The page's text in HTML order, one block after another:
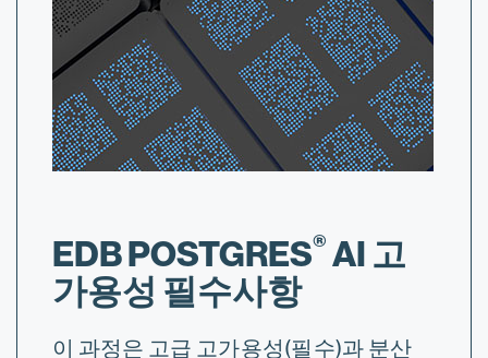
EDB POSTGRES® AI 고
가용성 필수사항
이 과정은 고급 고가용성(필수)과 분산